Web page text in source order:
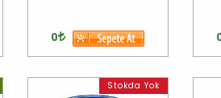
0
Stokda Yok